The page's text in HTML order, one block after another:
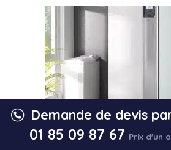
Faut-il arrêter le
Demande de devis
01 85 09 87 67 Prix d'un